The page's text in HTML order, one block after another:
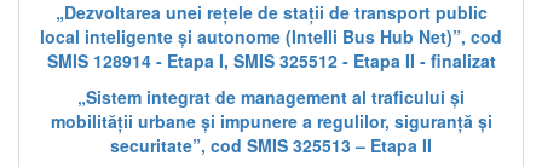
„Dezvoltarea unei rețele de stații de transport public
local inteligente și autonome (Intelli Bus Hub Net)”, cod
SMIS 128914 - Etapa I, SMIS 325512 - Etapa II - finalizat
„Sistem integrat de management al traficului și
mobilității urbane și impunere a regulilor, siguranță și
securitate”, cod SMIS 325513 – Etapa II